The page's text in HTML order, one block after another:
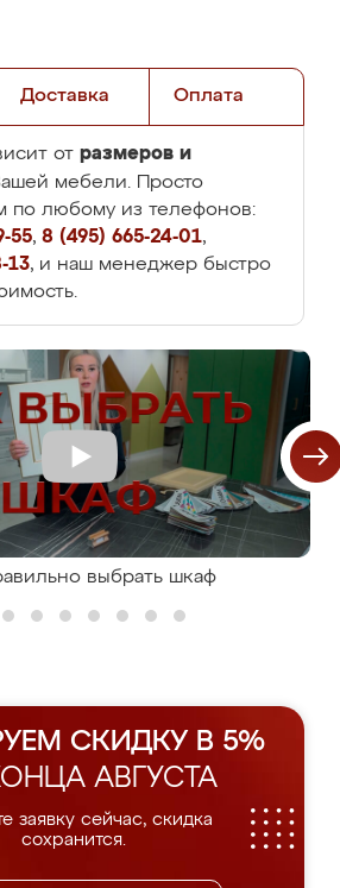
Доставка Оплата
от размеров и
мебели. Просто
по любому из телефонов:
55, 8 (495) 665-24-01,
13, и наш менеджер быстро
выбрать шкаф
СКИДКУ В 5%
АВГУСТА
заявку сейчас, скидка
сохранится.